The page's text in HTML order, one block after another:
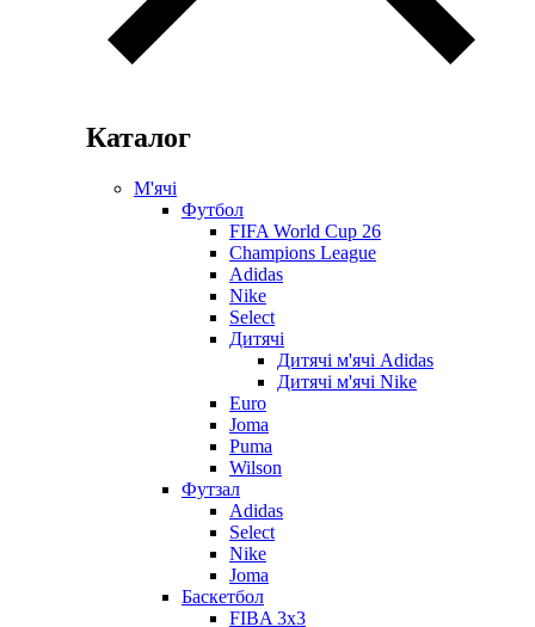
Каталог
М'ячі
Футбол
FIFA World Cup 26
Champions League
Adidas
Nike
Select
Дитячі
Дитячі м'ячі Adidas
Дитячі м'ячі Nike
Euro
Joma
Puma
Wilson
Футзал
Adidas
Select
Nike
Joma
Баскетбол
FIBA 3x3